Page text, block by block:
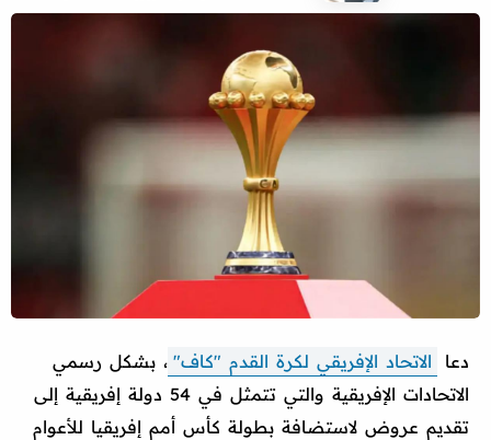
دعا الاتحاد الإفريقي لكرة القدم "كاف" ، بشكل رسمي
الاتحادات الإفريقية والتي تتمثل في 54 دولة إفريقية إلى
تقديم عروض لاستضافة بطولة كأس أمم إفريقيا للأعوام